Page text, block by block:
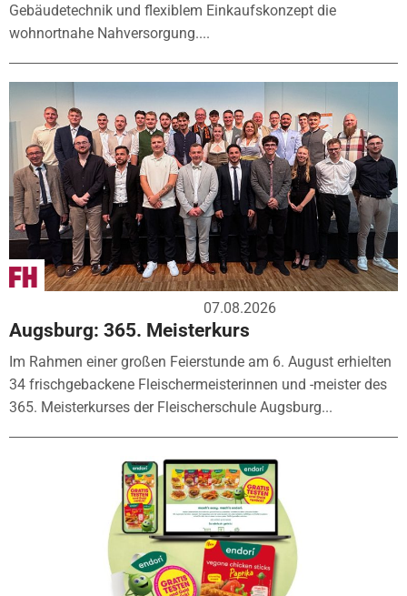
Gebäudetechnik und flexiblem Einkaufskonzept die
wohnortnahe Nahversorgung....
07.08.2026
Augsburg: 365. Meisterkurs
Im Rahmen einer großen Feierstunde am 6. August erhielten
34 frischgebackene Fleischermeisterinnen und -meister des
365. Meisterkurses der Fleischerschule Augsburg...